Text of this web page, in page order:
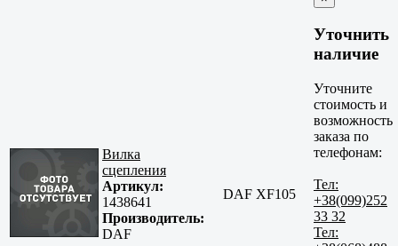
Вилка
сцепления
Артикул:
1438641
Производитель:
DAF
DAF XF105
Уточнить
наличие
Уточните
стоимость и
возможность
заказа по
телефонам:
Тел:
+38(099)252
33 32
Тел: